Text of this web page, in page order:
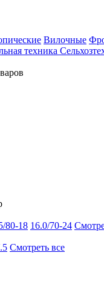
Вилочные
техника
80-18 16.0/70-24
Смотреть все